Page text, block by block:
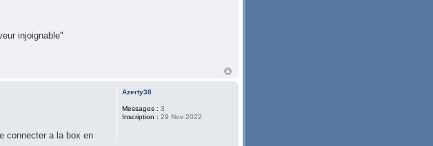
injoignable"
connecter a la box en
Azerty38
Messages : 3
Inscription : 29 Nov 2022